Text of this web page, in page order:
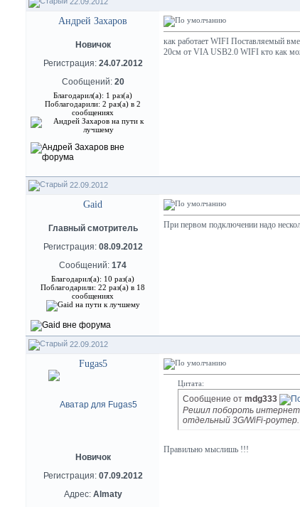
Андрей Захаров
Новичок
Регистрация: 24.07.2012
Сообщений: 20
Благодарил(а): 1 раз(а)
Поблагодарили: 2 раз(а) в 2
сообщениях
как работает WIFI Поставляемый
20см от VIA USB2.0 WIFI кто как
22.09.2012
Gaid
Главный смотритель
Регистрация: 08.09.2012
Сообщений: 174
Благодарил(а): 10 раз(а)
Поблагодарили: 22 раз(а) в 18
сообщениях
При первом подключении надо
22.09.2012
Fugas5
Новичок
Регистрация: 07.09.2012
Адрес: Almaty
Цитата:
Сообщение от mdg333
Решил побороть интернет
отдельный 3G/WiFi-роутер.
Правильно мыслишь !!!